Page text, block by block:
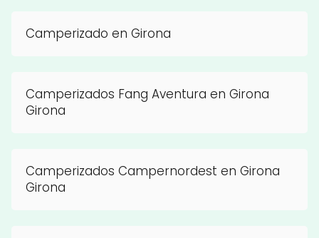
Camperizado en Girona
Camperizados Fang Aventura en Girona
Girona
Camperizados Campernordest en Girona
Girona